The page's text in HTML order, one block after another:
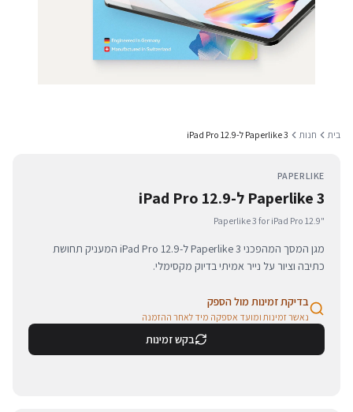
בית חנות Paperlike 3 ל-iPad Pro 12.9
PAPERLIKE
Paperlike 3 ל-iPad Pro 12.9
Paperlike 3 for iPad Pro 12.9"
מגן המסך המהפכני Paperlike 3 ל-iPad Pro 12.9 המעניק תחושת
כתיבה וציור על נייר אמיתי בדיוק מקסימלי.
בדיקת זמינות מול הספק
נאשר זמינות ומועד אספקה מיד לאחר ההזמנה
בקש זמינות